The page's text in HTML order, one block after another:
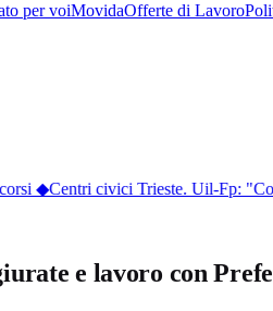
per voiMovidaOfferte di Lavoro
◆Centri civici Trieste. Uil-Fp:
e lavoro con